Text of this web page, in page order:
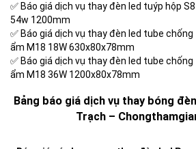
✅ Báo giá dịch vụ thay đèn led tuýp hộp S8
54w 1200mm
✅ Báo giá dịch vụ thay đèn led tube chống
ẩm M18 18W 630x80x78mm
✅ Báo giá dịch vụ thay đèn led tube chống
ẩm M18 36W 1200x80x78mm
Bảng báo giá dịch vụ thay bóng
Trạch –